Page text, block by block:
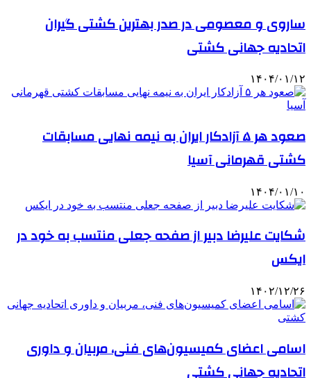
ساروی و معصومی در صدر بهترین کشتی گیران
اتحادیه جهانی کشتی
۱۴۰۴/۰۱/۱۲
صعود هر ۵ آزادکار ایران به نیمه نهایی مسابقات
کشتی قهرمانی آسیا
۱۴۰۴/۰۱/۱۰
شکایت علیرضا دبیر از صفحه جعلی منتسب به خود در
ایکس
۱۴۰۲/۱۲/۲۶
اسامی اعضای کمیسیون‌های فنی، مربیان و داوری
اتحادیه جهانی کشتی